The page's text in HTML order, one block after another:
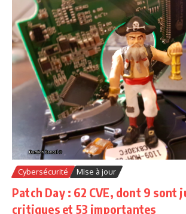
Cybersécurité Mise à jour
Patch Day : 62 CVE, dont 9 sont
critiques et 53 importantes